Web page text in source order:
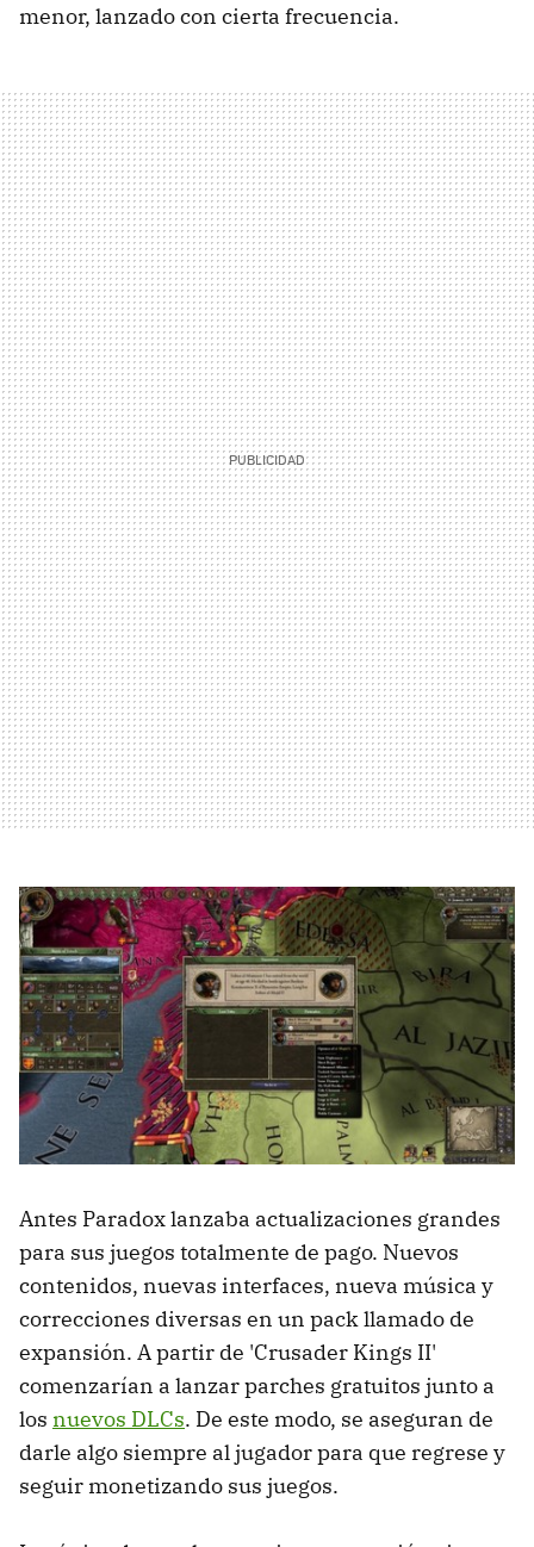
menor, lanzado con cierta frecuencia.
Antes Paradox lanzaba actualizaciones grandes
para sus juegos totalmente de pago. Nuevos
contenidos, nuevas interfaces, nueva música y
correcciones diversas en un pack llamado de
expansión. A partir de 'Crusader Kings II'
comenzarían a lanzar parches gratuitos junto a
los nuevos DLCs. De este modo, se aseguran de
darle algo siempre al jugador para que regrese y
seguir monetizando sus juegos.